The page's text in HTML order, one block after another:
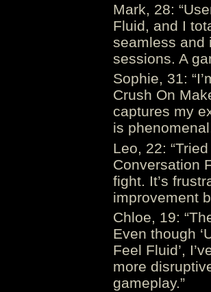
Mark, 28:
Fluid, and I
seamless and
sessions. A
Sophie, 31:
Crush On
captures my
is
Leo, 22:
Conversation
fight. It’s
improvement
Chloe, 19:
Even though
Feel Fluid’,
more
gameplay.”